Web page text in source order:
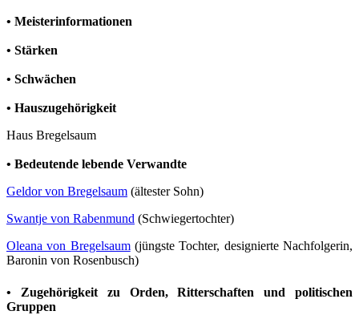
• Meisterinformationen
• Stärken
• Schwächen
• Hauszugehörigkeit
Haus Bregelsaum
• Bedeutende lebende Verwandte
Geldor von Bregelsaum (ältester Sohn)
Swantje von Rabenmund (Schwiegertochter)
Oleana von Bregelsaum(jüngste Tochter, designierte Nachfolgerin,
Baronin von Rosenbusch)
• Zugehörigkeit zu Orden, Ritterschaften und politischen
Gruppen